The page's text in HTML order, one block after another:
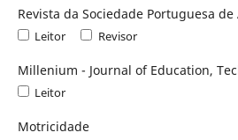
Revista da Sociedade Portuguesa
Leitor Revisor
Millenium - Journal of Education,
Leitor
Motricidade